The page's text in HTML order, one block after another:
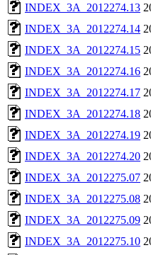
INDEX_3A_2012274.13
INDEX_3A_2012274.14
INDEX_3A_2012274.15
INDEX_3A_2012274.16
INDEX_3A_2012274.17
INDEX_3A_2012274.18
INDEX_3A_2012274.19
INDEX_3A_2012274.20
INDEX_3A_2012275.07
INDEX_3A_2012275.08
INDEX_3A_2012275.09
INDEX_3A_2012275.10